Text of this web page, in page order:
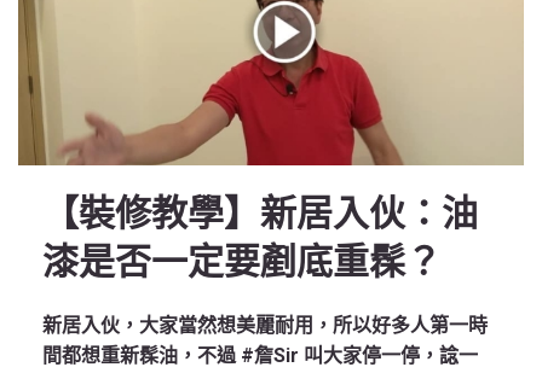
【裝修教學】新居入伙：油
漆是否一定要剷底重髹？
新居入伙，大家當然想美麗耐用，所以好多人第一時
間都想重新髹油，不過 #詹Sir 叫大家停一停，諗一